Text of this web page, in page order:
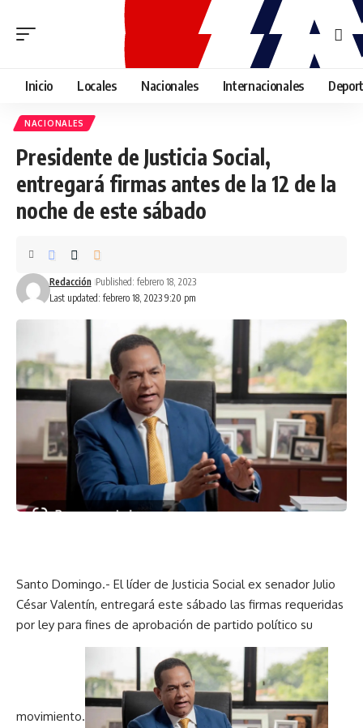
Inicio Locales Nacionales Internacionales
NACIONALES
Presidente de Justicia Social,
entregará firmas antes de la 12 de la
noche de este sábado
Last updated: febrero 18, 2023 9:20 pm
Redacción Published: febrero 18, 2023
Santo Domingo.- El líder de Justicia Social ex senador Julio
César Valentín, entregará este sábado las firmas requeridas
por ley para fines de aprobación de partido político su
movimiento.